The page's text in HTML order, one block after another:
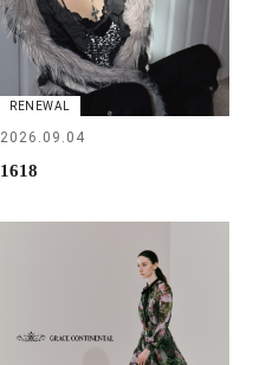
RENEWAL
2026.09.04
1618